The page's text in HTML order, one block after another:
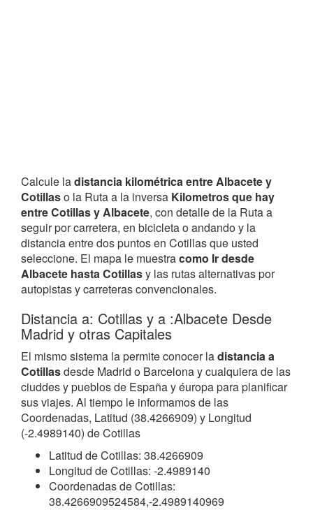
Calcule ladistancia kilométrica entre Albacete y
Cotillaso la Ruta a la inversa Kilometros que hay
entre Cotillas y Albacete, con detalle de la Ruta a
seguir por carretera, en bicicleta o andando y la
distancia entre dos puntos en Cotillas que usted
seleccione. El mapa le muestracomo Ir desde
Albacete hasta Cotillasy las rutas alternativas por
autopistas y carreteras convencionales.
Distancia a: Cotillas y a :Albacete Desde
Madrid y otras Capitales
El mismo sistema la permite conocer ladistancia a
Cotillasdesde Madrid o Barcelona y cualquiera de las
ciuddes y pueblos de España y éuropa para planificar
sus viajes. Al tiempo le informamos de las
Coordenadas, Latitud (38.4266909) y Longitud
(-2.4989140) de Cotillas
Latitud de Cotillas: 38.4266909
Longitud de Cotillas: -2.4989140
Coordenadas de Cotillas:
38.4266909524584,-2.4989140969